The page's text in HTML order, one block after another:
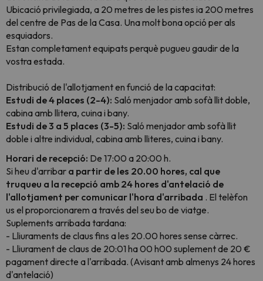
Ubicació privilegiada, a 20 metres de les pistes ia 200 metres
del centre de Pas de la Casa. Una molt bona opció per als
esquiadors.
Estan completament equipats perquè pugueu gaudir de la
vostra estada.
Distribució de l'allotjament en funció de la capacitat:
Estudi de 4 places (2-4): Saló menjador amb sofà llit doble,
cabina amb llitera, cuina i bany.
Estudi de 3 a 5 places (3-5): Saló menjador amb sofà llit
doble i altre individual, cabina amb lliteres, cuina i bany.
Horari de recepció: De 17:00 a 20:00 h.
Si heu d'arribar a partir de les 20.00 hores, cal que
truqueu a la recepció amb 24 hores d'antelació de
l'allotjament per comunicar l'hora d'arribada . El telèfon
us el proporcionarem a través del seu bo de viatge.
Suplements arribada tardana:
- Lliuraments de claus fins a les 20.00 hores sense càrrec.
- Lliurament de claus de 20:01 ha 00 h00 suplement de 20 €
pagament directe a l'arribada. (Avisant amb almenys 24 hores
d'antelació)